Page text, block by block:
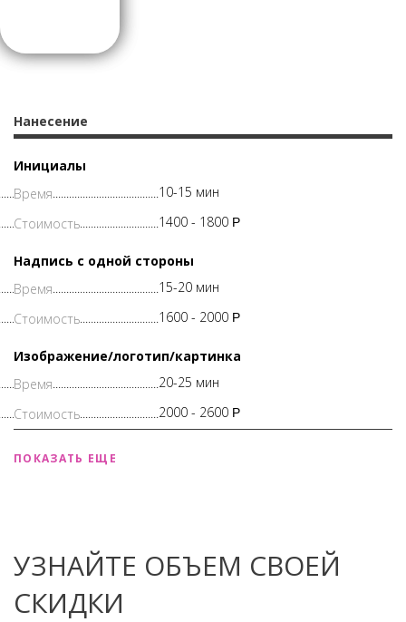
Нанесение
Инициалы
10-15 мин
1400 - 1800 Р
Надпись с одной стороны
15-20 мин
1600 - 2000 Р
Изображение/логотип/картинка
20-25 мин
2000 - 2600 Р
ПОКАЗАТЬ ЕЩЕ
УЗНАЙТЕ ОБЪЕМ СВОЕЙ
СКИДКИ